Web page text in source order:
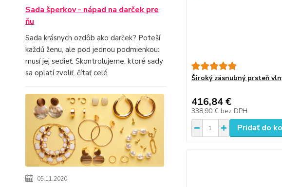
Sada šperkov - nápad na darček pre
ňu
Sada krásnych ozdôb ako darček? Poteší
každú ženu, ale pod jednou podmienkou:
musí jej sedieť. Skontrolujeme, ktoré sady
sa oplatí zvoliť. čítať celé
05.11.2020
Široký zásnubný prsteň
416,84 €
338,90 € bez DPH
Pridať do